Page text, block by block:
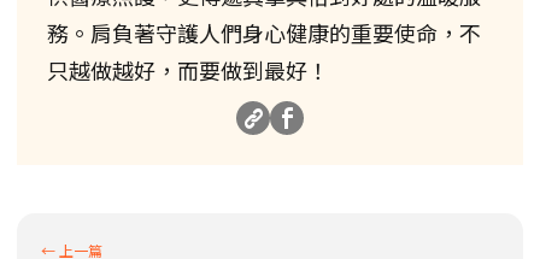
務。肩負著守護人們身心健康的重要使命，不
只越做越好，而要做到最好！